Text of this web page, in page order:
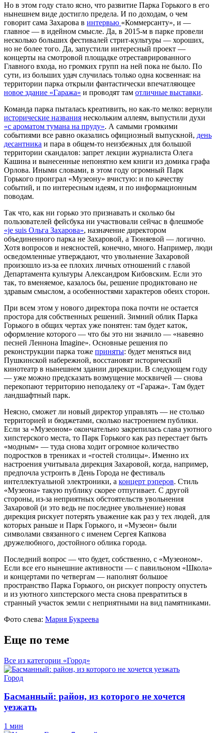
Но в этом году стало ясно, что развитие Парка Горького в его
нынешнем виде достигло предела. И по доходам, о чем
говорит сама Захарова в интервью «Коммерсанту», и —
главное — в идейном смысле. Да, в 2015-м в парке провели
несколько больших фестивалей стрит-культуры — хороших,
но не более того. Да, запустили интересный проект —
концерты на смотровой площадке отреставрированного
Главного входа, но громких групп на ней пока не было. По
сути, из больших удач случилась только одна косвенная: на
территории парка открыли фантастически впечатляющее
новое здание «Гаража» и проводят там отличные выставки.
Команда парка пыталась креативить, но как-то мелко: вернули
исторические названия нескольким аллеям, выпустили духи
«с ароматом тумана на пруду». А самыми громкими
событиями все равно оказались официозный выпускной, день
десантника и пара в общем-то неизбежных для большой
территории скандалов: запрет лекции журналиста Олега
Кашина и вынесенные непонятно кем книги из домика графа
Орлова. Иными словами, в этом году огромный Парк
Горького проиграл «Музеону» вчистую: и по качеству
событий, и по интересным идеям, и по информационным
поводам.
Так что, как ни горько это признавать и сколько бы
пользователей фейсбука ни участвовали сейчас в флешмобе
«je suis Ольга Захарова», назначение директором
объединенного парка не Захаровой, а Тюняевой — логично.
Хотя вопросов и неясностей, конечно, много. Например, люди
осведомленные утверждают, что увольнение Захаровой
произошло из-за ее плохих личных отношений с главой
Департамента культуры Александром Кибовским. Если это
так, то вменяемое, казалось бы, решение продиктовано не
здравым смыслом, а особенностями характеров обеих сторон.
При всем этом у нового директора пока почти не остается
простора для собственных решений. Зимний облик Парка
Горького в общих чертах уже понятен: там будет каток,
оформление которого — что бы это ни значило — «навеяно
песней Леннона Imagine». Основные решения по
реконструкции парка тоже приняты: будет меняться вид
Пушкинской набережной, восстановят исторический
кинотеатр в нынешнем здании дирекции. В следующем году
— уже можно предсказать возмущение москвичей — снова
перекопают территорию неподалеку от «Гаража». Там будет
ландшафтный парк.
Неясно, сможет ли новый директор управлять — не столько
территорией и бюджетами, сколько настроением публики.
Если за «Музеоном» окончательно закрепилась слава уютного
хипстерского места, то Парк Горького как раз перестает быть
«модным» — туда снова ходит огромное количество
подростков в трениках и «гостей столицы». Именно их
настроения учитывала дирекция Захаровой, когда, например,
предпочла устроить в День Города не фестиваль
интеллектуальной электроники, а концерт рэперов. Стиль
«Музеона» такую публику скорее отпугивает. С другой
стороны, из-за неприятных обстоятельств увольнения
Захаровой (и это ведь не последнее увольнение) новая
дирекция рискует потерять уважение как раз у тех людей, для
которых раньше и Парк Горького, и «Музеон» были
символами связанного с именем Сергея Капкова
дружелюбного, достойного облика города.
Последний вопрос — что будет, собственно, с «Музеоном».
Если все его нынешние активности — с павильоном «Школа»
и концертами по четвергам — наполнят большое
пространство Парка Горького, он рискует попросту опустеть
и из уютного хипстерского места снова превратиться в
странный участок земли с неприятными на вид памятниками.
Фото слева: Мария Букреева
Еще по теме
Все из категории «Город»
Город
Басманный: район, из которого не хочется
уезжать
1 мин